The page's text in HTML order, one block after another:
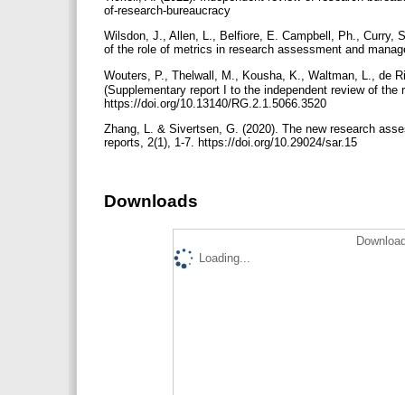
of-research-bureaucracy
Wilsdon, J., Allen, L., Belfiore, E. Campbell, Ph., Curry,
of the role of metrics in research assessment and
Wouters, P., Thelwall, M., Kousha, K., Waltman, L., de
(Supplementary report I to the independent review of
https://doi.org/10.13140/RG.2.1.5066.3520
Zhang, L. & Sivertsen, G. (2020). The new research
reports, 2(1), 1-7. https://doi.org/10.29024/sar.15
Downloads
Loading...